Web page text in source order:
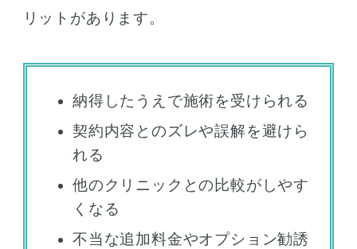
リットがあります。
納得したうえで施術を受けられる
契約内容とのズレや誤解を避けら
れる
他のクリニックとの比較がしやす
くなる
不当な追加料金やオプション勧誘